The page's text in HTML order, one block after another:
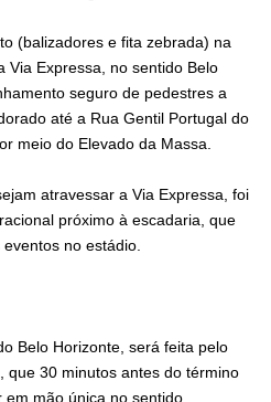
(balizadores e fita zebrada) na
Via Expressa, no sentido Belo
seguro de pedestres a
até a Rua Gentil Portugal do
meio do Elevado da Massa.
atravessar a Via Expressa, foi
próximo à escadaria, que
no estádio.
Belo Horizonte, será feita pelo
que 30 minutos antes do término
mão única no sentido